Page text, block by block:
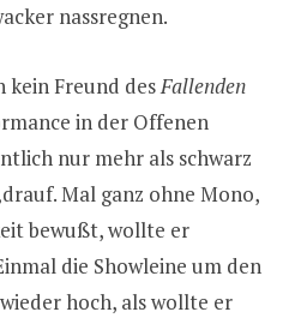
nassregnen.
kein Freund desFallenden
in der Offenen
nur mehr als schwarz
Mal ganz ohne Mono,
bewußt, wollte er
die Showleine um den
hoch, als wollte er